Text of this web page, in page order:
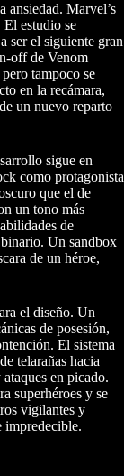
ansiedad. Marvel’s
El estudio se
ser el siguiente gran
off de Venom
tampoco se
en la recámara,
un nuevo reparto
sigue en
como protagonista
que el de
un tono más
de
Un sandbox
de un héroe,
el diseño. Un
de posesión,
El sistema
telarañas hacia
en picado.
superhéroes y se
vigilantes y
impredecible.